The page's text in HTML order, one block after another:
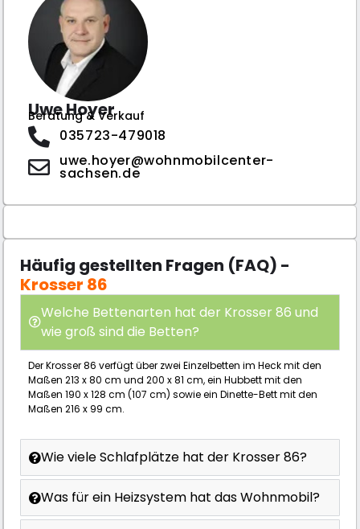
Uwe Hoyer
Beratung & Verkauf
035723-479018
uwe.hoyer@wohnmobilcenter-
sachsen.de
Häufig gestellten Fragen (FAQ) -
Krosser 86
Welche Bettenarten hat der Krosser 86 und
wie groß sind die Betten?
Der Krosser 86 verfügt über zwei Einzelbetten im Heck mit den
Maßen 213 x 80 cm und 200 x 81 cm, ein Hubbett mit den
Maßen 190 x 128 cm (107 cm) sowie ein Dinette-Bett mit den
Maßen 216 x 99 cm.
Wie viele Schlafplätze hat der Krosser 86?
Was für ein Heizsystem hat das Wohnmobil?